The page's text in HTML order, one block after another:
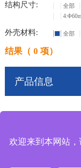
结构尺寸: 全部
外壳材料: 全部
结果（ 0 项）
产品信息
欢迎来到本网站